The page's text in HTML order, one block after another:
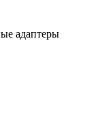
адаптеры